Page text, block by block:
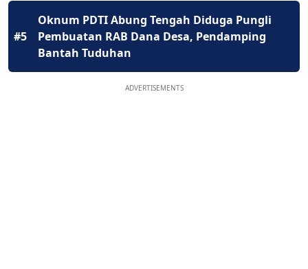
#5
Oknum PDTI Abung Tengah Diduga Pungli
Pembuatan RAB Dana Desa, Pendamping
Bantah Tuduhan
ADVERTISEMENTS